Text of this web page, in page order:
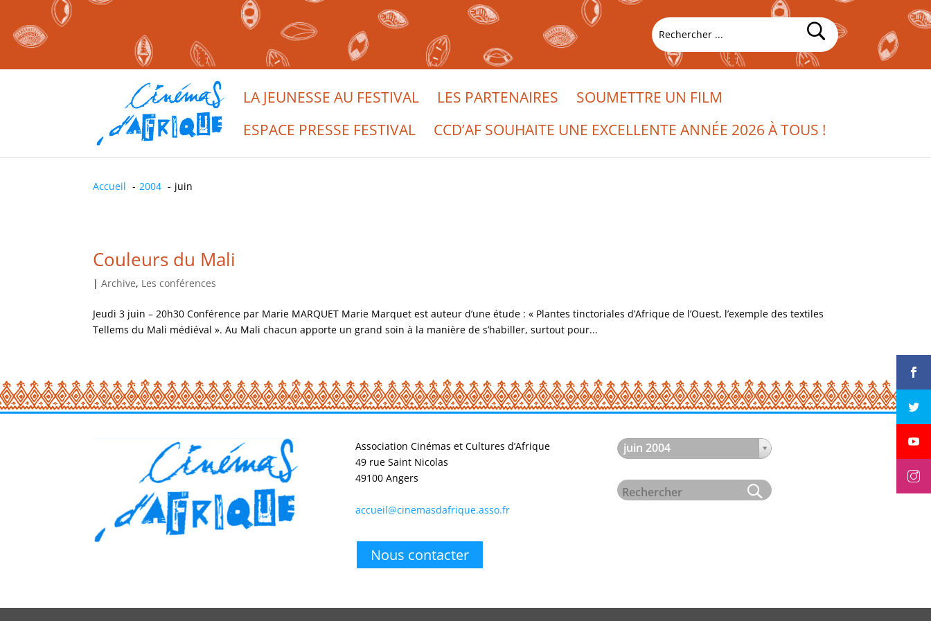
LA JEUNESSE AU FESTIVAL LES PARTENAIRES
SOUMETTRE UN FILM
ESPACE PRESSE FESTIVAL
CCD’AF SOUHAITE UNE EXCELLENTE ANNÉE 2026 À TOUS !
Accueil 2004 juin
Couleurs du Mali
|Archive, Les conférences
Jeudi 3 juin – 20h30 Conférence par Marie MARQUET Marie Marquet est auteur d’une étude : « Plantes tinctoriales d’Afrique de l’Ouest, l’exemple des textiles
Tellems du Mali médiéval ». Au Mali chacun apporte un grand soin à la manière de s’habiller, surtout pour...
Association Cinémas et Cultures d’Afrique
49 rue Saint Nicolas
49100 Angers
accueil@cinemasdafrique.asso.fr
Nous contacter
juin 2004